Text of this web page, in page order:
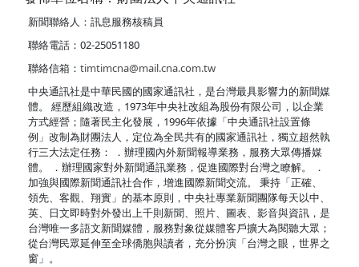
新聞聯絡人：訊息服務核稿員
聯絡電話：02-25051180
聯絡信箱： timtimcna@mail.cna.com.tw
中央通訊社是中華民國的國家通訊社，是台灣最具影響力的新聞媒
體。 經歷組織改造，1973年中央社改組為股份有限公司，以企業
方式經營；隨著民主化發展，1996年依據「中央通訊社設置條
例」改制為財團法人，定位為全民共有的國家通訊社，獨立超然執
行三大法定任務： ．辦理國內外新聞報導業務，服務大眾傳播媒
體。 ．辦理國家對外新聞通訊業務，促進國際對台灣之瞭解。 ．
加強與國際新聞通訊社合作，增進國際新聞交流。 秉持「正確、
領先、客觀、翔實」的基本原則，中央社專業新聞團隊每天以中、
英、日文即時對外發出上千則新聞、照片、圖表、影音與資訊，是
台灣唯一多語文新聞媒體，服務對象從媒體客戶擴大為閱聽大眾；
從台灣民眾延伸至全球僑胞與讀者，充分扮演「台灣之眼，世界之
窗」。